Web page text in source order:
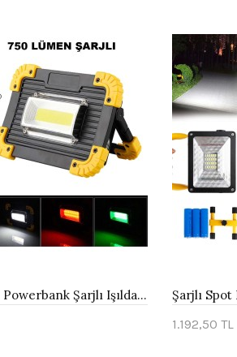
750 Lümen Powerbank Şarjlı Işıldak Watton Wt-330
1.192,50 TL